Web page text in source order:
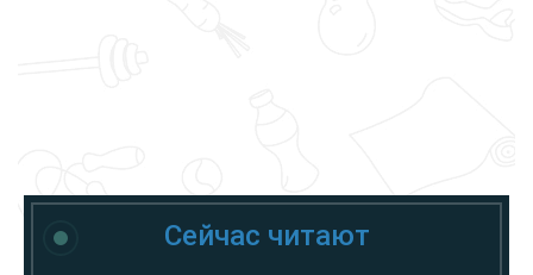
Сейчас читают